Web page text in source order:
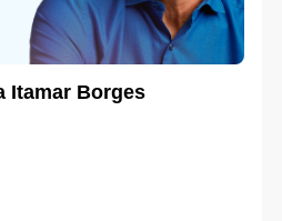
Itamar Borges